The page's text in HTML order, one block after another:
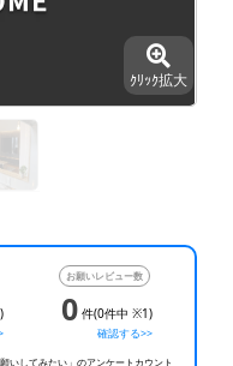
ｸﾘｯｸ拡大
お願いレビュー数
0 件(0件中 ※1)
確認する>>
いしてみたい」のアンケートカウント